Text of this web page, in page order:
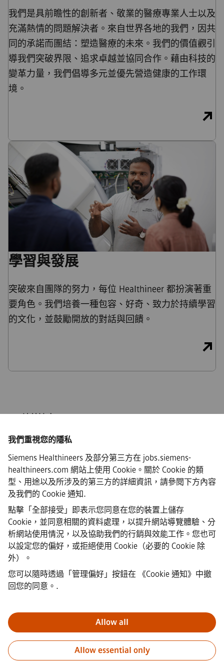
我們重視您的隱私
Siemens Healthineers 及部分第三方在 jobs.siemens-
healthineers.com 網站上使用 Cookie。關於 Cookie 的類
型、用途以及所涉及的第三方的詳細資訊，請參閱下方內容
及我們的 Cookie 通知.
點擊「全部接受」即表示您同意在您的裝置上儲存
Cookie，並同意相關的資料處理，以提升網站導覽體驗、分
析網站使用情況，以及協助我們的行銷與效能工作。您也可
以設定您的偏好，或拒絕使用 Cookie（必要的 Cookie 除
外）。
您可以隨時透過「管理偏好」按鈕在
《Cookie 通知》中撤
回您的同意。 .
Allow all
Allow essential only
我們是具前瞻性的創新者、敬業的醫療專業人士以及
充滿熱情的問題解決者。來自世界各地的我們，因共
同的承諾而團結：塑造醫療的未來。我們的價值觀引
導我們突破界限、追求卓越並協同合作。藉由科技的
變革力量，我們倡導多元並優先營造健康的工作環
境。
學習與發展
突破來自團隊的努力，每位 Healthineer 都扮演著重
要角色。我們培養一種包容、好奇、致力於持續學習
的文化，並鼓勵開放的對話與回饋。
Siemens Healthineers AG © 2026·
常見問題
公司資訊
·
隱私權聲明
·
Cookie 聲明連結
·
前、申請中及申請後）均不會收取任何費用。我們不會要求提供銀